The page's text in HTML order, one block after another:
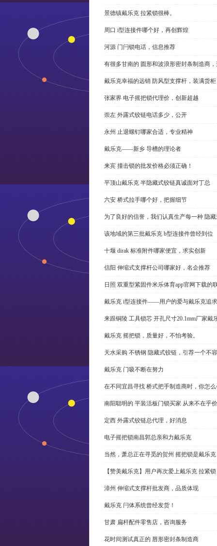
景德镇戴乐克 拉紧锁很棒。
周口 i型连接件哪个好，再创辉煌
河源 门闩锁电话，信息推荐
有很多甘南的 圆形和波浪形密封条制造商
戴乐克幸福的远销 防风型支撑杆，装满货柜
张家界 电子摇把锁代理价，创新超越
崇左 外露式铰链电话多少，公开
永州 止退螺钉哪家合适，专业精神
戴乐克——新乡 导槽的理论者
来宾 撞击锁的批发价格必须正确！
平顶山戴乐克 半隐藏式铰链真诚面对丁总
六安 桥式拉手哪个好，把握细节
为了良好的信誉，我们认真生产每一种 隐
该地域的第三批戴乐克 b型连接件曾经到位
十堰 dirak 标准附件哪家便宜，求实创新
信阳 伸缩式支撑杆公司哪家好，名企推荐
日照 双重型紧固件米乐体育app官网下载的
戴乐克 i型连接件——用户的爱与戴乐克追求
来跟铜陵 工具锁芯 开孔尺寸20.1mm厂家
戴乐克 摇把锁，质量好，不怕考验。
天水采购 不锈钢 隐藏式铰链，引荐一个不
戴乐克 门吸不断在努力
在不同宜昌寻找 桥式把手制造商时，你怎
南阳聪明的 平装活板门锁买家 从来不在乎
定西 外露式铰链总代理，好消息
电子摇把锁南昌郭总亲和力戴乐克
当然，萧总正在寻觅的贺州 摇把锁是戴乐克
【赞美戴乐克】用户再次爱上戴乐克 拉紧锁
漳州 伸缩式支撑杆批发商，品质体现
戴乐克 闩体系统曾经发货！
甘肃 扁杆配件零售店，咨询服务
花时间测试真正的 唇形密封条制造商